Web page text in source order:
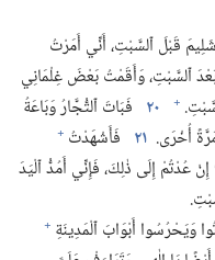
قَبْلَ ٱلسَّبْتِ،‏ أَنِّي أَمَرْتُ
بَعْدَ ٱلسَّبْتِ،‏ وَأَقَمْتُ بَعْضَ غِلْمَانِي
+ ٢٠ فَبَاتَ ٱلتُّجَّارُ وَبَاعَةُ
أُخْرَى.‏ ٢١ فَأَشْهَدْتُ +
عُدْتُمْ إِلَى ذٰلِكَ،‏ فَإِنِّي أَمُدُّ ٱلْيَدَ
وَيَحْرُسُوا أَبْوَابَ ٱلْمَدِينَةِ +